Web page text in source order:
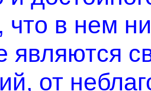
что в нем
являются
от